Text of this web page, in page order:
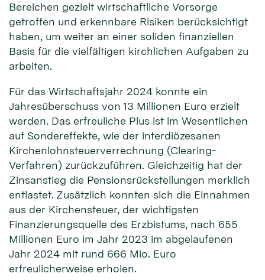
Bereichen gezielt wirtschaftliche Vorsorge
getroffen und erkennbare Risiken berücksichtigt
haben, um weiter an einer soliden finanziellen
Basis für die vielfältigen kirchlichen Aufgaben zu
arbeiten.
Für das Wirtschaftsjahr 2024 konnte ein
Jahresüberschuss von 13 Millionen Euro erzielt
werden. Das erfreuliche Plus ist im Wesentlichen
auf Sondereffekte, wie der interdiözesanen
Kirchenlohnsteuerverrechnung (Clearing-
Verfahren) zurückzuführen. Gleichzeitig hat der
Zinsanstieg die Pensionsrückstellungen merklich
entlastet. Zusätzlich konnten sich die Einnahmen
aus der Kirchensteuer, der wichtigsten
Finanzierungsquelle des Erzbistums, nach 655
Millionen Euro im Jahr 2023 im abgelaufenen
Jahr 2024 mit rund 666 Mio. Euro
erfreulicherweise erholen.